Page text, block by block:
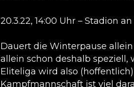
20.3.22, 14:00 Uhr – Stadion
Dauert die Winterpause
allein schon deshalb
Eliteliga wird also
Kampfmannschaft ist viel